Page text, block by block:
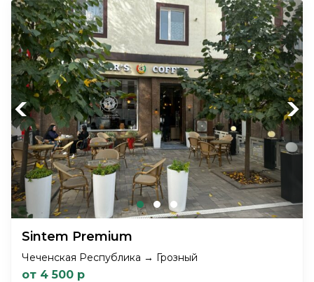
Previous Next
Sintem Premium
Чеченская Республика → Грозный
от 4 500 р